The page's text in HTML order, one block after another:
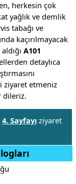
herkesin çok
yağlık ve demlik
tabağı ve
kaçırılmayacak
A101
detaylıca
ziyaret etmeniz
dileriz.
4. Sayfayıziyaret